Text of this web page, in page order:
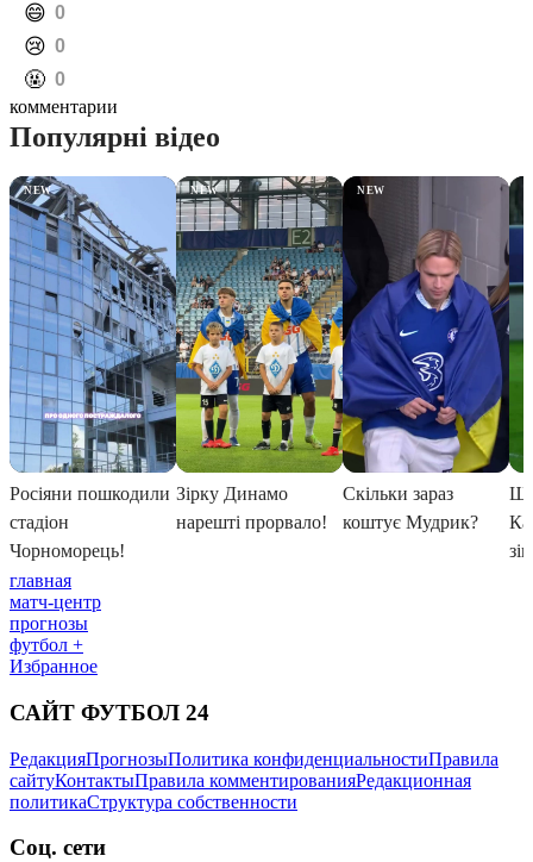
️😄 0
️😢 0
️🤬 0
комментарии
главная
матч-центр
прогнозы
футбол +
Избранное
САЙТ ФУТБОЛ 24
РедакцияПрогнозыПолитика конфиденциальностиПравила
сайтуКонтактыПравила комментированияРедакционная
политикаСтруктура собственности
Соц. сети